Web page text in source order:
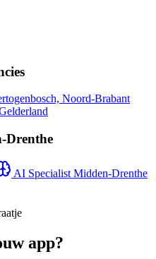
Noord-Brabant
Drenthe
AI Specialist Midden-Drenthe
app?